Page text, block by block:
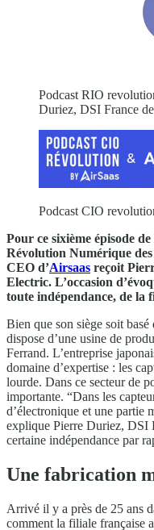
Podcast RIO
Duriez, DSI France
Podcast CIO
Pour ce sixième épisode
Révolution Numérique
CEO d’Airsaas reçoit
Electric. L’occasion
toute indépendance, de la
Bien que son siège soit
dispose d’une usine de
Ferrand. L’entreprise
domaine d’expertise : les
lourde. Dans ce secteur de
importante. “Dans les
d’électronique et une partie
explique Pierre Duriez, DSI
certaine indépendance par
Une fabrication
Arrivé il y a près de 25 ans
comment la filiale française